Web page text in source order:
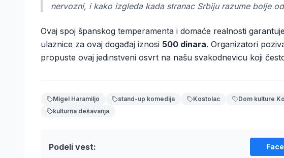
nervozni, i kako izgleda kada stranac Srbiju razume bolje
Ovaj spoj španskog temperamenta i domaće realnosti
ulaznice za ovaj događaj iznosi 500 dinara. Organizatori
propuste ovaj jedinstveni osvrt na našu svakodnevicu koji
Migel Haramiljo stand-up komedija Kostolac Dom kulture
kulturna dešavanja
Podeli vest: